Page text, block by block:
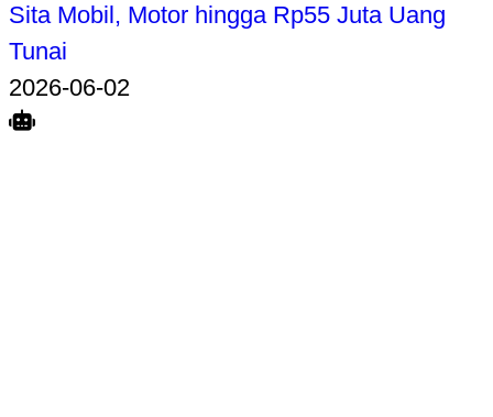
Sita Mobil, Motor hingga Rp55 Juta Uang
Tunai
2026-06-02